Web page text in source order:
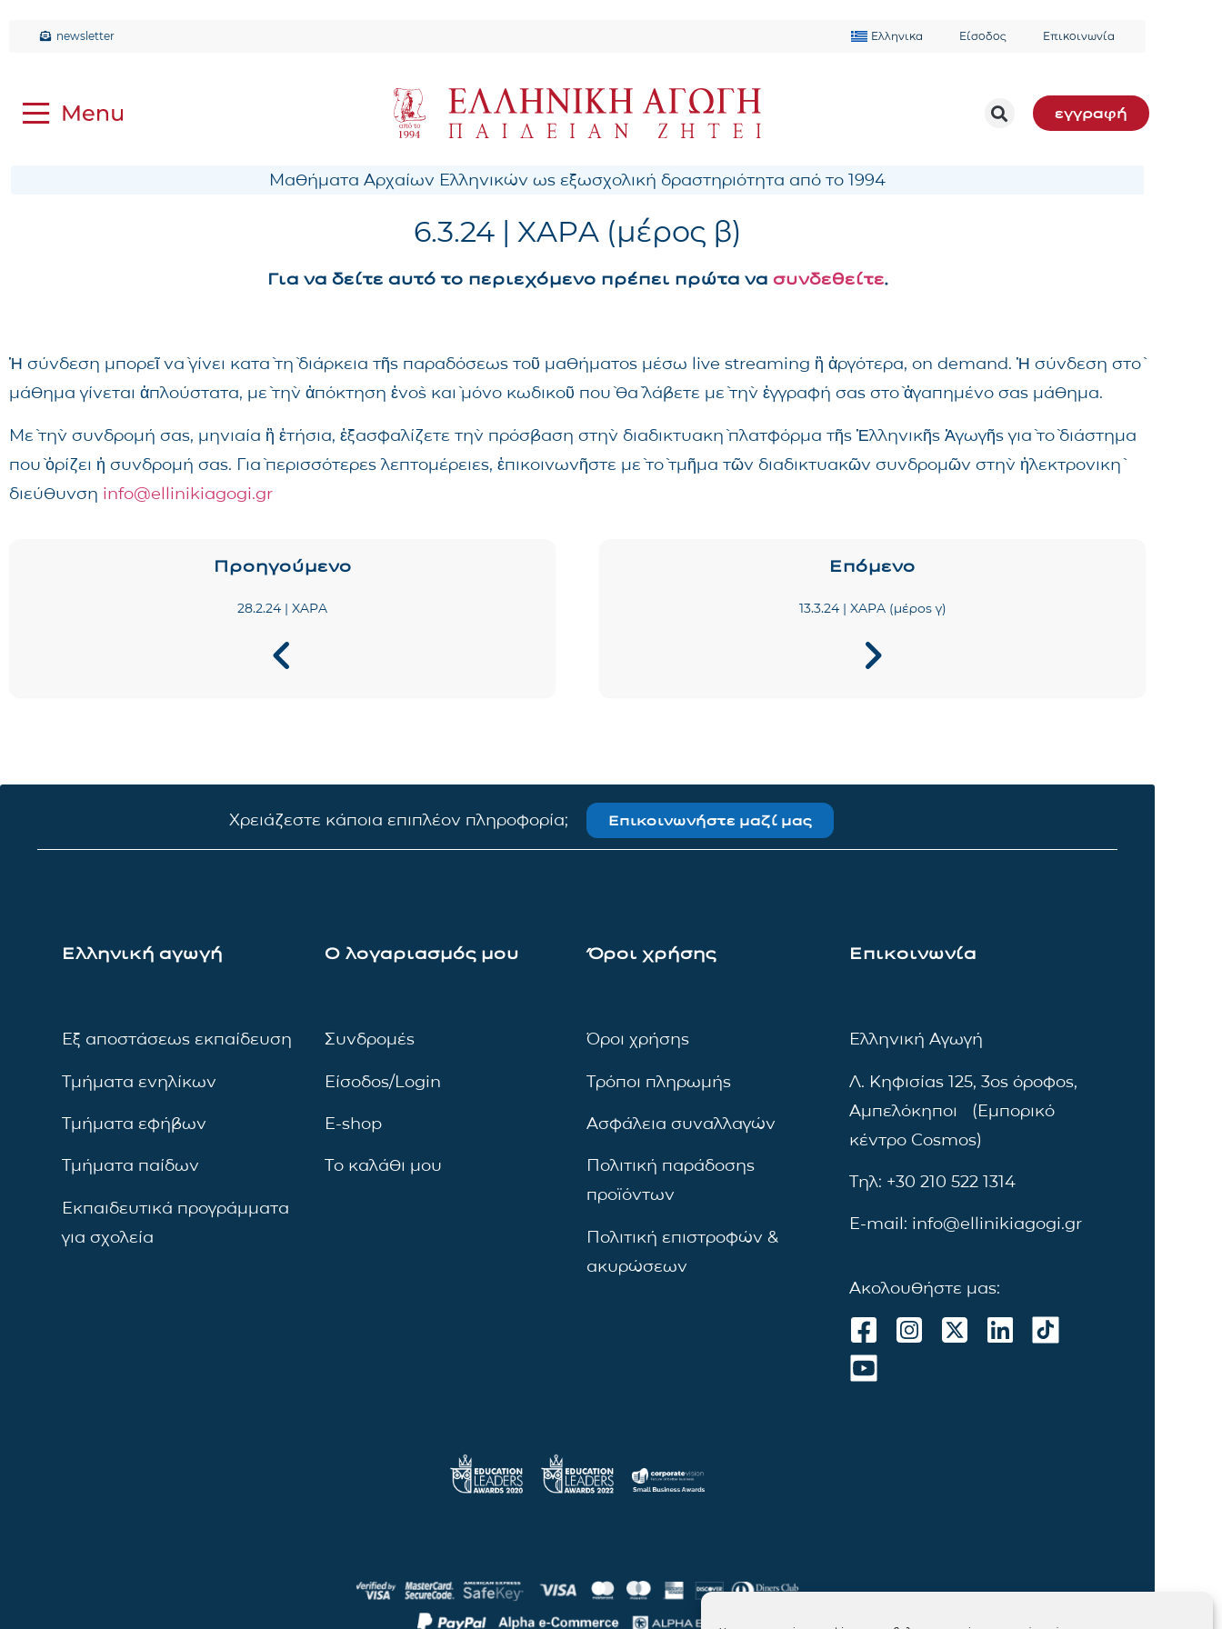
newsletter Ελληνικα Είσοδος Επικοινωνία
εγγραφή
Μαθήματα Αρχαίων Ελληνικών ως εξωσχολική δραστηριότητα από το 1994
6.3.24 | ΧΑΡΑ (μέρος β)
Για να δείτε αυτό το περιεχόμενο πρέπει πρώτα να συνδεθείτε.
Ἡ σύνδεση μπορεῖ νὰ γίνει κατὰ τὴ διάρκεια τῆς παραδόσεως τοῦ μαθήματος μέσω live streaming ἢ ἀργότερα, on demand. Ἡ σύνδεση στὸ
μάθημα γίνεται ἁπλούστατα, μὲ τὴν ἀπόκτηση ἑνὸς καὶ μόνο κωδικοῦ ποὺ θὰ λάβετε μὲ τὴν ἐγγραφή σας στὸ ἀγαπημένο σας μάθημα.
Μὲ τὴν συνδρομή σας, μηνιαία ἢ ἐτήσια, ἐξασφαλίζετε τὴν πρόσβαση στὴν διαδικτυακὴ πλατφόρμα τῆς Ἑλληνικῆς Ἀγωγῆς γιὰ τὸ διάστημα
ποὺ ὁρίζει ἡ συνδρομή σας. Γιὰ περισσότερες λεπτομέρειες, ἐπικοινωνῆστε μὲ τὸ τμῆμα τῶν διαδικτυακῶν συνδρομῶν στὴν ἠλεκτρονικὴ
διεύθυνση info@ellinikiagogi.gr
Προηγούμενο
28.2.24 | ΧΑΡΑ
Επόμενο
13.3.24 | ΧΑΡΑ (μέρος γ)
Χρειάζεστε κάποια επιπλέον πληροφορία; Επικοινωνήστε μαζί μας
Ελληνική αγωγή
Εξ αποστάσεως εκπαίδευση
Τμήματα ενηλίκων
Τμήματα εφήβων
Τμήματα παίδων
Εκπαιδευτικά προγράμματα
για σχολεία
Ο λογαριασμός μου
Συνδρομές
Είσοδος/Login
E-shop
Το καλάθι μου
Όροι χρήσης
Όροι χρήσης
Τρόποι πληρωμής
Ασφάλεια συναλλαγών
Πολιτική παράδοσης
προϊόντων
Πολιτική επιστροφών &
ακυρώσεων
Επικοινωνία
Ελληνική Αγωγή
Λ. Κηφισίας 125, 3ος όροφος,
Αμπελόκηποι (Εμπορικό
κέντρο Cosmos)
Τηλ: +30 210 522 1314
E-mail: info@ellinikiagogi.gr
Ακολουθήστε μας: